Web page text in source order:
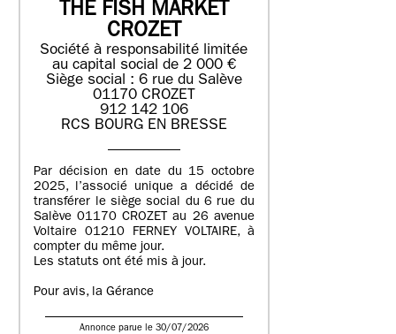
THE FISH MARKET
CROZET
Société à responsabilité limitée
au capital social de 2 000 €
Siège social : 6 rue du Salève
01170 CROZET
912 142 106
RCS BOURG EN BRESSE
Par décision en date du 15 octobre
2025, l’associé unique a décidé de
transférer le siège social du 6 rue du
Salève 01170 CROZET au 26 avenue
Voltaire 01210 FERNEY VOLTAIRE, à
compter du même jour.
Les statuts ont été mis à jour.
Pour avis, la Gérance
Annonce parue le 30/07/2026